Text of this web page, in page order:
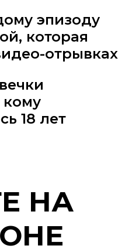
эпизоду
которая
отрывках
кому
18 лет
НА